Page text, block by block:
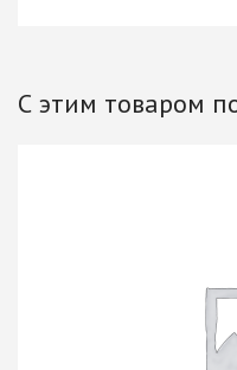
С этим товаром